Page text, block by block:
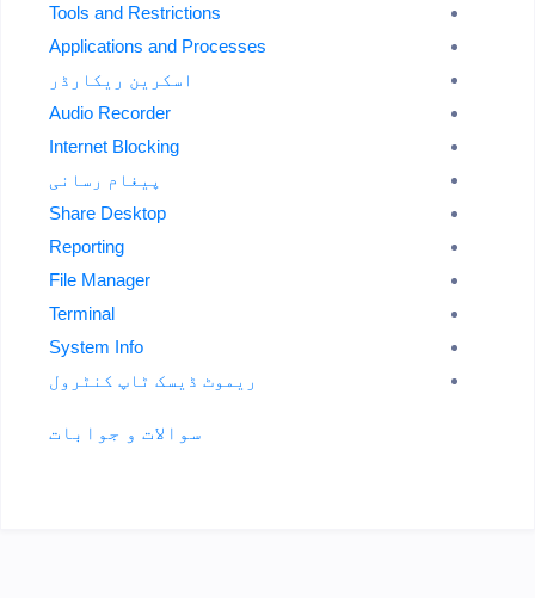
Tools and Restrictions
Applications and Processes
اسکرین ریکارڈر
Audio Recorder
Internet Blocking
پیغام رسانی
Share Desktop
Reporting
File Manager
Terminal
System Info
ریموٹ ڈیسک ٹاپ کنٹرول
سوالات و جوابات